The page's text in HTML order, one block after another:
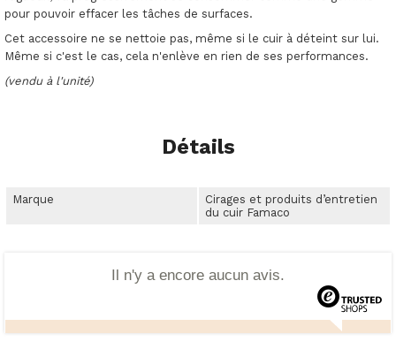
pour pouvoir effacer les tâches de surfaces.
Cet accessoire ne se nettoie pas, même si le cuir à déteint sur lui.
Même si c'est le cas, cela n'enlève en rien de ses performances.
(vendu à l'unité)
Détails
Marque
Cirages et produits d’entretien
du cuir Famaco
Il n'y a encore aucun avis.